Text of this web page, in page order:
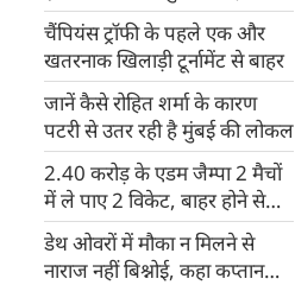
सहित पंजाब के गेंदबाज कर पाएंगे
कुछ कमाल? ऐसी बनाएं अपनी
Fantasy 11
चैंपियंस ट्रॉफी के पहले एक और
खतरनाक खिलाड़ी टूर्नामेंट से बाहर
जानें कैसे रोहित शर्मा के कारण
पटरी से उतर रही है मुंबई की लोकल
2.40 करोड़ के एडम जैम्पा 2 मैचों
में ले पाए 2 विकेट, बाहर होने से
पहले लुटाए 104 रन
डेथ ओवरों में मौका न मिलने से
नाराज नहीं बिश्नोई, कहा कप्तान